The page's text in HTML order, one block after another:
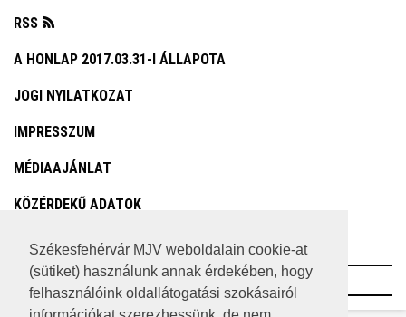
Székesfehérvár MJV weboldalain cookie-at
(sütiket) használunk annak érdekében, hogy
felhasználóink oldallátogatási szokásairól
RSS
A HONLAP 2017.03.31-I ÁLLAPOTA
JOGI NYILATKOZAT
IMPRESSZUM
MÉDIAAJÁNLAT
KÖZÉRDEKŰ ADATOK
ADATVÉDELEM
©2023 SZÉKESFEHÉRVÁR MEGYEI JOGÚ VÁROS